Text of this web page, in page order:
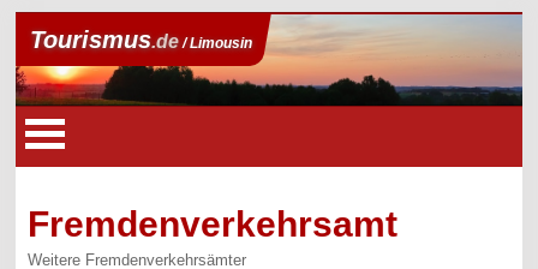
Tourismus.de/ Limousin
Fremdenverkehrsamt
Weitere Fremdenverkehrsämter